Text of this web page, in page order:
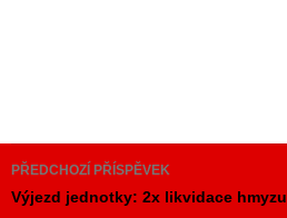
Navigace
pro
PŘEDCHOZÍ PŘÍSPĚVEK
Výjezd jednotky: 2x likvidace hmyzu